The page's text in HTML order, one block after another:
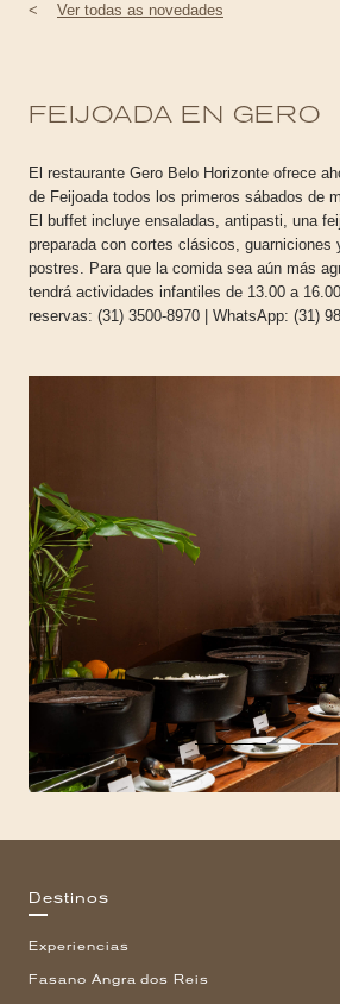
< Ver todas as novedades
FEIJOADA EN GERO
El restaurante Gero Belo Horizonte ofrece
de Feijoada todos los primeros sábados de
El buffet incluye ensaladas, antipasti, una
preparada con cortes clásicos, guarniciones
postres. Para que la comida sea aún más
tendrá actividades infantiles de 13.00 a
reservas: (31) 3500-8970 | WhatsApp: (31)
Destinos
Experiencias
Fasano Angra dos Reis